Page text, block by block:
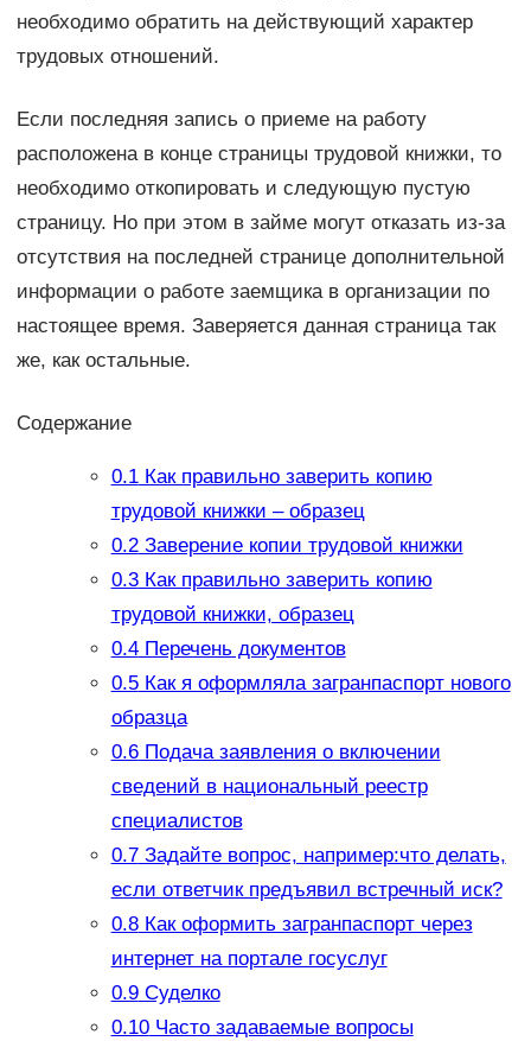
необходимо обратить на действующий характер
трудовых отношений.
Если последняя запись о приеме на работу
расположена в конце страницы трудовой книжки, то
необходимо откопировать и следующую пустую
страницу. Но при этом в займе могут отказать из-за
отсутствия на последней странице дополнительной
информации о работе заемщика в организации по
настоящее время. Заверяется данная страница так
же, как остальные.
Содержание
0.1Как правильно заверить копию
трудовой книжки – образец
0.2Заверение копии трудовой книжки
0.3Как правильно заверить копию
трудовой книжки, образец
0.4Перечень документов
0.5Как я оформляла загранпаспорт нового
образца
0.6Подача заявления о включении
сведений в национальный реестр
специалистов
0.7Задайте вопрос, например:что делать,
если ответчик предъявил встречный иск?
0.8Как оформить загранпаспорт через
интернет на портале госуслуг
0.9Суделко
0.10Часто задаваемые вопросы